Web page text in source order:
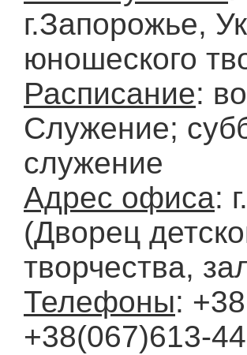
г.Запорожье,
юношеского
Расписание:
Служение;
служение
Адрес офиса:
(Дворец
творчества,
Телефоны:
+38(067)613-